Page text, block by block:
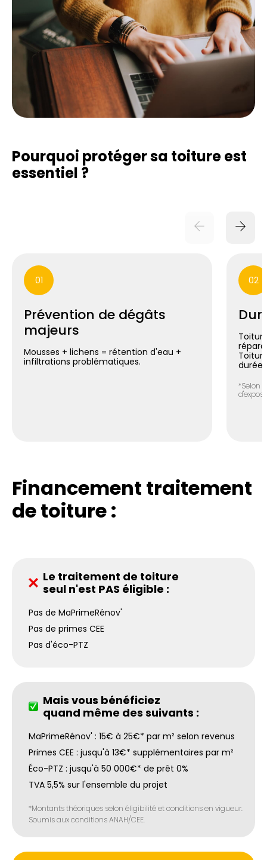
Pourquoi protéger sa toiture est
essentiel ?
01
Prévention de dégâts
majeurs
Mousses + lichens = rétention d'eau +
infiltrations problématiques.
02
*Selon
Financement traitement
de toiture :
Le traitement de toiture
seul n'est PAS éligible :
Pas de MaPrimeRénov'
Pas de primes CEE
Pas d'éco-PTZ
Mais vous bénéficiez
quand même des suivants :
MaPrimeRénov' : 15€ à 25€* par m² selon revenus
Primes CEE : jusqu'à 13€* supplémentaires par m²
Éco-PTZ : jusqu'à 50 000€* de prêt 0%
TVA 5,5% sur l'ensemble du projet
*Montants théoriques selon éligibilité et conditions en vigueur.
Soumis aux conditions ANAH/CEE.